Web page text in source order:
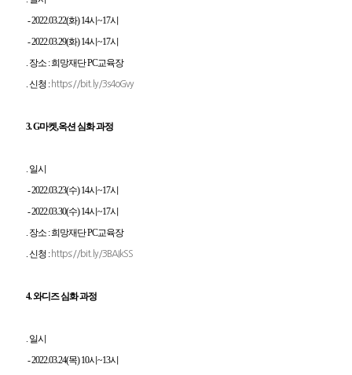
-2022.03.22(화) 14시~17시
-2022.03.29(화) 14시~17시
. 장소 : 희망재단 PC교육장
. 신청 : https://bit.ly/3s4oGvy
3. G마켓,옥션 심화 과정
. 일시
-2022.03.23(수) 14시~17시
-2022.03.30(수) 14시~17시
. 장소 : 희망재단 PC교육장
. 신청 : https://bit.ly/3BAIkSS
4. 와디즈 심화 과정
. 일시
-2022.03.24(목) 10시~13시